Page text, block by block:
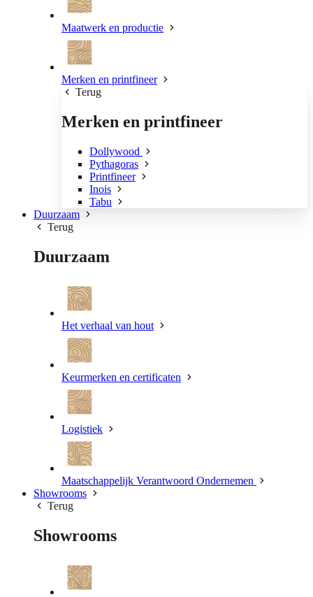
Maatwerk en productie
Merken en printfineer
Terug
Merken en printfineer
Dollywood
Pythagoras
Printfineer
Inois
Tabu
Duurzaam
Terug
Duurzaam
Het verhaal van hout
Keurmerken en certificaten
Logistiek
Maatschappelijk Verantwoord Ondernemen
Showrooms
Terug
Showrooms